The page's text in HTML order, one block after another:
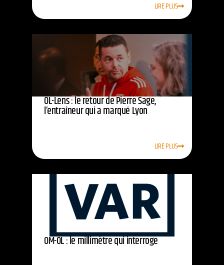
LIRE PLUS
OL-Lens : le retour de Pierre Sage,
l’entraîneur qui a marqué Lyon
LIRE PLUS
OM-OL : le millimètre qui interroge